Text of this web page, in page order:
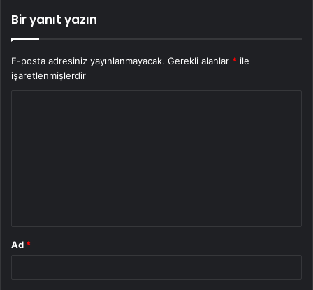
Bir yanıt yazın
E-posta adresiniz yayınlanmayacak. Gerekli alanlar * ile
işaretlenmişlerdir
Ad *